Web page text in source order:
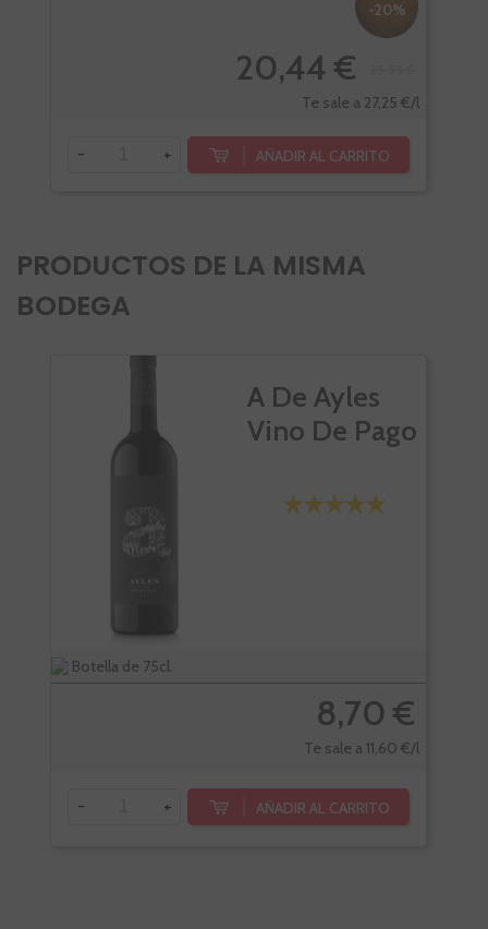
-20%
20,44 €
Te sale a 27,25 €/l
- + AÑADIR AL CARRITO
PRODUCTOS DE LA MISMA
BODEGA
A De Ayles
Vino De Pago
Botella de 75cl.
8,70 €
Te sale a 11,60 €/l
- + AÑADIR AL CARRITO